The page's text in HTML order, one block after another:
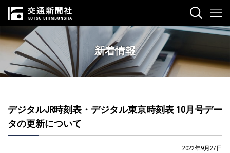
新着情報
デジタルJR時刻表・デジタル東京時刻表 10月号デー
タの更新について
2022年9月27日